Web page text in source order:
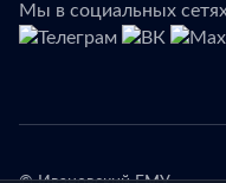
Мы в социальных